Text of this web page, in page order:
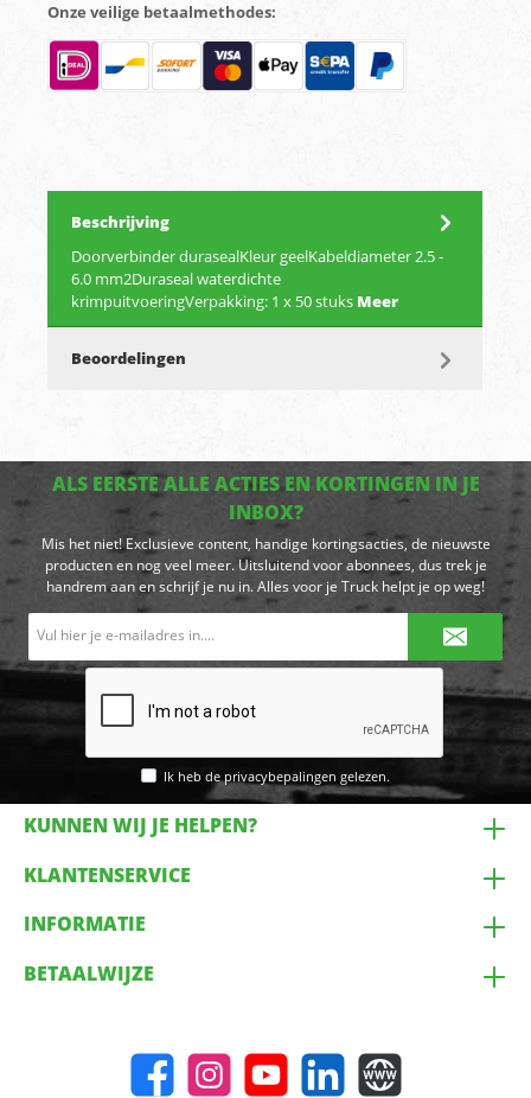
Onze veilige betaalmethodes:
Beschrijving
Doorverbinder durasealKleur geelKabeldiameter 2.5 -
6.0 mm2Duraseal waterdichte
krimpuitvoeringVerpakking: 1 x 50 stuks Meer
Beoordelingen
ALS EERSTE ALLE ACTIES EN KORTINGEN IN JE
INBOX?
Mis het niet! Exclusieve content, handige kortingsacties, de nieuwste
producten en nog veel meer. Uitsluitend voor abonnees, dus trek je
handrem aan en schrijf je nu in. Alles voor je Truck helpt je op weg!
Ik heb de privacybepalingen gelezen.
KUNNEN WIJ JE HELPEN?
KLANTENSERVICE
INFORMATIE
BETAALWIJZE